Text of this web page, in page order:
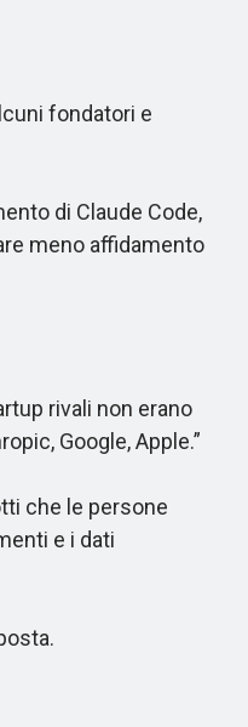
fondatori e
di Claude Code,
meno affidamento
rivali non erano
Google, Apple.”
che le persone
e i dati